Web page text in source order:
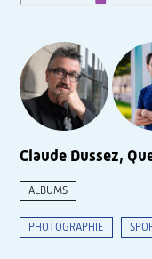
Claude Dussez,
ALBUMS
PHOTOGRAPHIE